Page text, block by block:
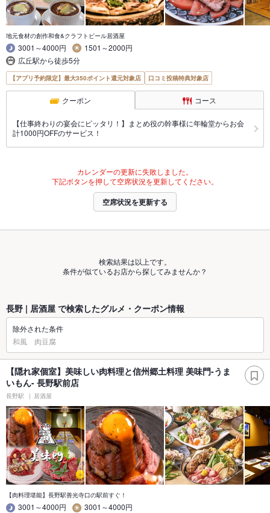
地元食材の創作和食&クラフトビール居酒屋
3001～4000円
1501～2000円
広丘駅から徒歩5分
【アプリ予約限定】最大350ポイント還元対象店 口コミ投稿特典対象店
クーポン コース
【仕事終わりの宴会にピッタリ！】まとめ役の幹事様に年輪堂からお会
計1000円OFFのサービス！
カレンダーの更新に失敗しました。
下記ボタンを押して空席状況を更新してください。
空席状況を更新する
検索結果は以上です。
条件が似ているお店から探してみませんか？
長野 | 居酒屋 で検索したグルメ・クーポン情報
除外された条件
和風 肉豆腐
【隠れ家個室】美味しい肉料理と信州郷土料理 美味門-うま
いもん- 長野駅前店
長野駅 居酒屋
【肉料理堪能】長野駅善光寺口の駅前すぐ！
3001～4000円
3001～4000円